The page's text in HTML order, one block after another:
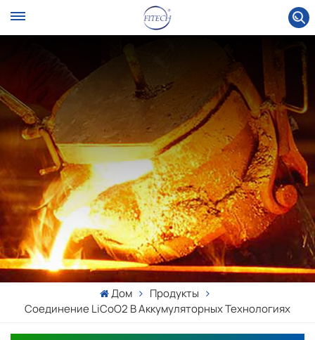
Дом
Продукты
Соединение LiCoO2 В Аккумуляторных Технологиях